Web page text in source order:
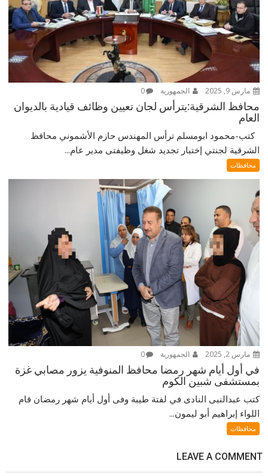
مارس 9, 2025 الجمهورية 0
محافظ الشرقية:يترأس لجان تعيين وظائف قيادية بالديوان
العام
كتب-محمود ابومسلم ترأس المهندس حازم الأشموني محافظ
الشرقية لجنتي إختبار تجديد شغل وظيفتى مدير عام...
محافظات
مارس 2, 2025 الجمهورية 0
في أول أيام شهر رمضا محافظ المنوفية يزور مصابي غزة
بمستشفى شبين الكوم
كتب عبدالنبى النادى في لفتة طيبة وفى أول أيام شهر رمضان قام
اللواء إبراهيم أبو ليمون...
محافظات
LEAVE A COMMENT